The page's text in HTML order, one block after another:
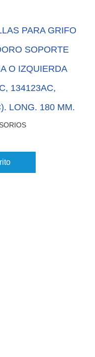
PARA GRIFO
SOPORTE
O IZQUIERDA
134123AC,
LONG. 180 MM.